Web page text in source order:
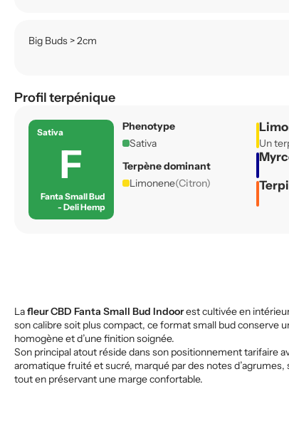
Big Buds > 2cm
Profil terpénique
Sativa
F
Fanta Small Bud
- Deli Hemp
Phenotype
Sativa
Terpène dominant
Limonene(Citron)
Un
Lafleur CBD Fanta Small Bud Indoorest cultivée en
son calibre soit plus compact, ce format small bud conserve
homogène et d’une finition soignée.
Son principal atout réside dans son positionnement tarifaire
aromatique fruité et sucré, marqué par des notes
tout en préservant une marge confortable.